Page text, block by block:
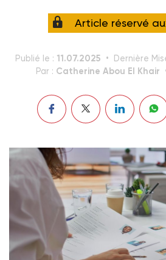
Article réservé
Publié le : 11.07.2025 Dernière
Par : Catherine Abou El Khair